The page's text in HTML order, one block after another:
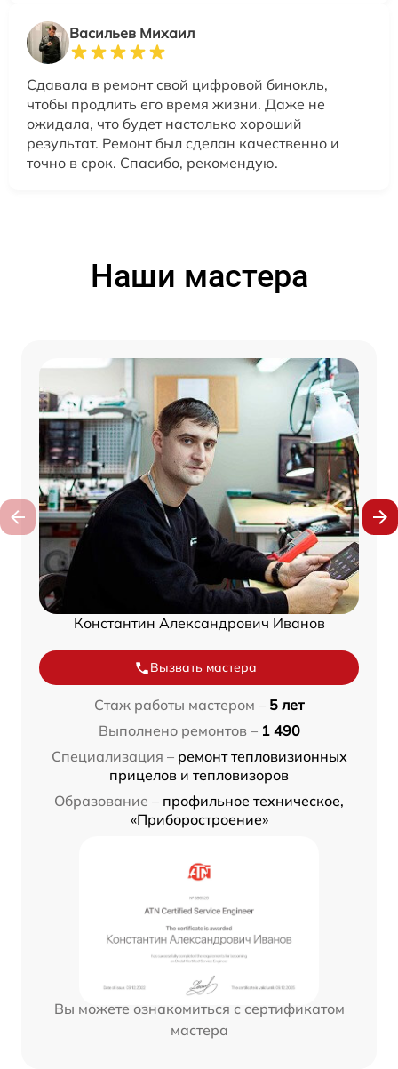
Васильев Михаил
Сдавала в ремонт свой цифровой бинокль,
чтобы продлить его время жизни. Даже не
ожидала, что будет настолько хороший
результат. Ремонт был сделан качественно и
точно в срок. Спасибо, рекомендую.
Наши мастера
Константин Александрович Иванов
Вызвать мастера
Стаж работы мастером – 5 лет
Выполнено ремонтов – 1 490
Специализация – ремонт тепловизионных
прицелов и тепловизоров
Образование – профильное техническое,
«Приборостроение»
Вы можете ознакомиться с сертификатом
мастера